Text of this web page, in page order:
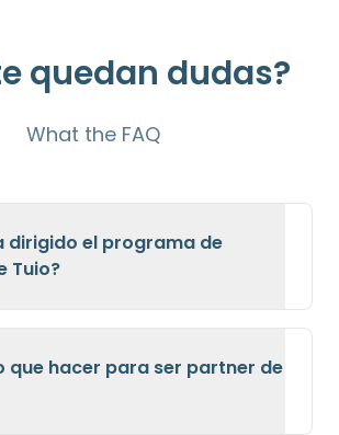
quedan dudas?
What the FAQ
dirigido el programa de
Tuio?
que hacer para ser partner de